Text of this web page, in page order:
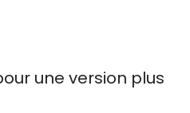
une version plus